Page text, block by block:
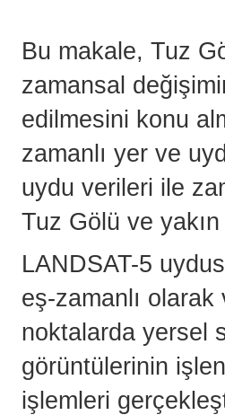
Bu makale, Tuz
zamansal
edilmesini konu
zamanlı yer ve
uydu verileri ile
Tuz Gölü ve yakın
LANDSAT-5
eş-zamanlı
noktalarda yersel
görüntülerinin
işlemleri